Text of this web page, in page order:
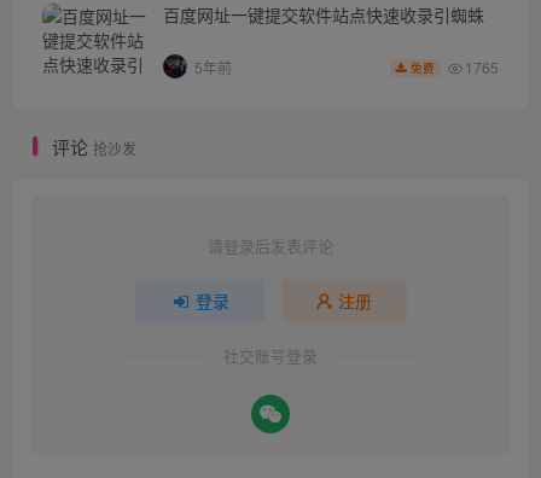
百度网址一键提交软件站点快速收录引蜘蛛
5年前 免费 1765
评论 抢沙发
请登录后发表评论
登录 注册
社交账号登录